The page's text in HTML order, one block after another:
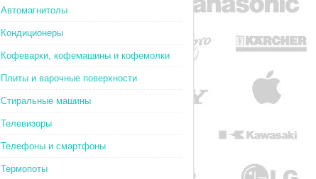
Автомагнитолы
Кондиционеры
Кофеварки, кофемашины и кофемолки
Плиты и варочные поверхности
Стиральные машины
Телевизоры
Телефоны и смартфоны
Термопоты